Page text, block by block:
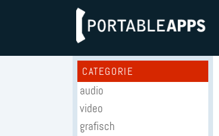
CATEGORIE
audio
video
grafisch